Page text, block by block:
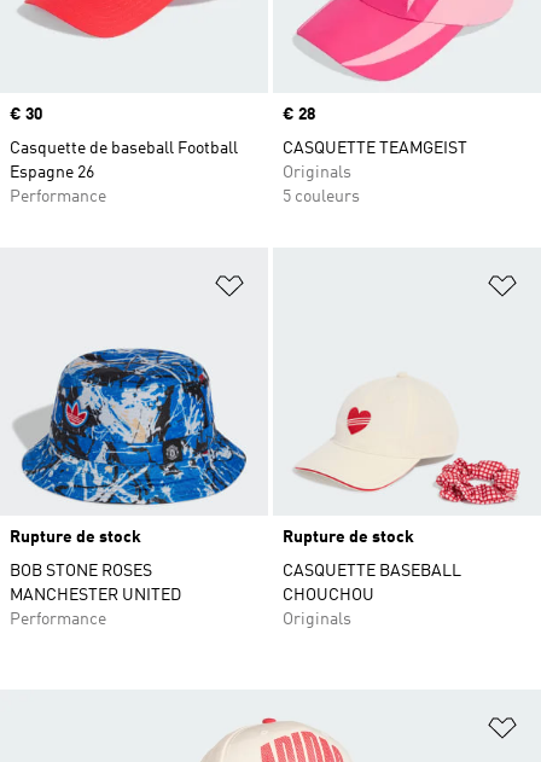
Prix
€ 30
Casquette de baseball Football
Espagne 26
Performance
Prix
€ 28
CASQUETTE TEAMGEIST
Originals
5 couleurs
Ajouter à la Liste de produits
Rupture de stock
BOB STONE ROSES
MANCHESTER UNITED
Performance
Rupture de stock
CASQUETTE BASEBALL
CHOUCHOU
Originals